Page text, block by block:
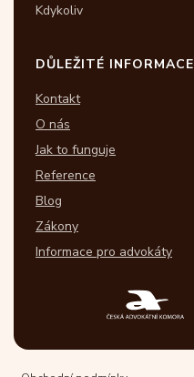
Kdykoliv
DŮLEŽITÉ INFORMACE
Kontakt
O nás
Jak to funguje
Reference
Blog
Zákony
Informace pro advokáty